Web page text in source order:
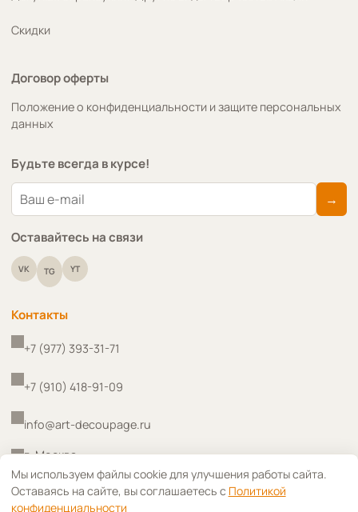
Скидки
Договор оферты
Положение о конфиденциальности и защите персональных
данных
Будьте всегда в курсе!
→
Оставайтесь на связи
VK TG YT
Контакты
+7 (977) 393-31-71
+7 (910) 418-91-09
info@art-decoupage.ru
г. Москва
↑
Мы используем файлы cookie для улучшения работы сайта.
Оставаясь на сайте, вы соглашаетесь с Политикой
конфиденциальности